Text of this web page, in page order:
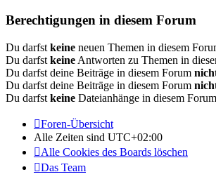
Berechtigungen in diesem Forum
Du darfst keine neuen Themen in diesem
Du darfst keine Antworten zu Themen in
Du darfst deine Beiträge in diesem Forum
Du darfst deine Beiträge in diesem Forum
Du darfst keine Dateianhänge in diesem
Foren-Übersicht
Alle Zeiten sind UTC+02:00
Alle Cookies des Boards löschen
Das Team